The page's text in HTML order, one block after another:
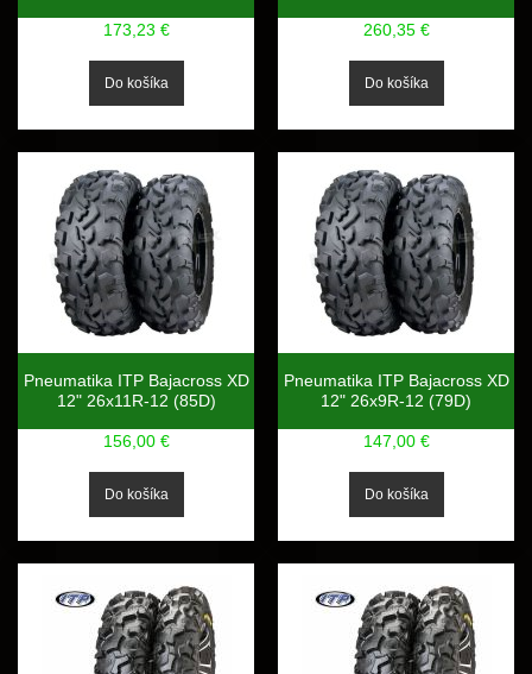
173,23 € 260,35 €
Pneumatika ITP Bajacross XD
12" 26x11R-12 (85D)
156,00 €
Pneumatika ITP Bajacross XD
12" 26x9R-12 (79D)
147,00 €